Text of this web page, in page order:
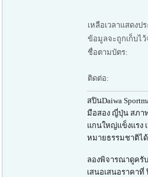
เหลือเวลาแสดงป
ข้อมูลจะถูกเก็บไว้
ชื่อตามบัตร:
ติดต่อ:
สปินDaiwa
มือสอง ญี่ปุ่น สภา
แกนใหญ่แข็งแรง
หมายธรรมชาติไ
ลองพิจารณาดูครับ
เสนอเสนอราคาที่